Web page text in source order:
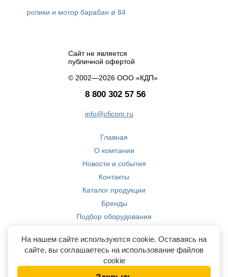
ролики и мотор барабан ø 84
Сайт не является
публичной офертой
© 2002—2026 ООО «КДП»
8 800 302 57 56
info@cficom.ru
Главная
О компании
Новости и события
Контакты
Каталог продукции
Бренды
Подбор оборудования
Компетенции
На нашем сайте используются cookie. Оставаясь на
сайте, вы соглашаетесь на использование файлов
cookie